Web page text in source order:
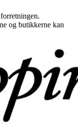
og butikkerne kan